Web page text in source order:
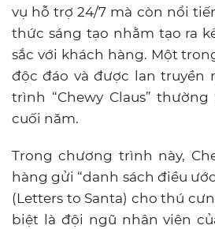
vụ hỗ trợ 24/7 mà còn nổi
thức sáng tạo nhằm tạo ra
sắc với khách hàng. Một
độc đáo và được lan truyền
trình “Chewy Claus”
cuối năm.
Trong chương trình này,
hàng gửi “danh sách điều
(Letters to Santa) cho thú
biệt là đội ngũ nhân viên